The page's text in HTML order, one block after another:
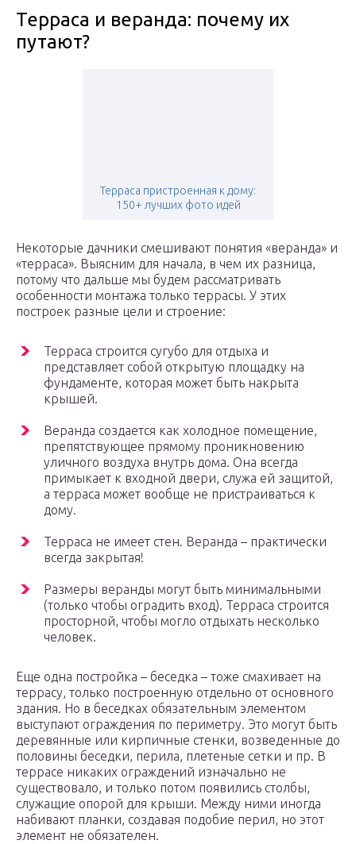
Терраса и веранда: почему их
путают?
Терраса пристроенная к дому:
150+ лучших фото идей
Некоторые дачники смешивают понятия «веранда» и
«терраса». Выясним для начала, в чем их разница,
потому что дальше мы будем рассматривать
особенности монтажа только террасы. У этих
построек разные цели и строение:
Терраса строится сугубо для отдыха и
представляет собой открытую площадку на
фундаменте, которая может быть накрыта
крышей.
Веранда создается как холодное помещение,
препятствующее прямому проникновению
уличного воздуха внутрь дома. Она всегда
примыкает к входной двери, служа ей защитой,
а терраса может вообще не пристраиваться к
дому.
Терраса не имеет стен. Веранда – практически
всегда закрытая!
Размеры веранды могут быть минимальными
(только чтобы оградить вход). Терраса строится
просторной, чтобы могло отдыхать несколько
человек.
Еще одна постройка – беседка – тоже смахивает на
террасу, только построенную отдельно от основного
здания. Но в беседках обязательным элементом
выступают ограждения по периметру. Это могут быть
деревянные или кирпичные стенки, возведенные до
половины беседки, перила, плетеные сетки и пр. В
террасе никаких ограждений изначально не
существовало, и только потом появились столбы,
служащие опорой для крыши. Между ними иногда
набивают планки, создавая подобие перил, но этот
элемент не обязателен.